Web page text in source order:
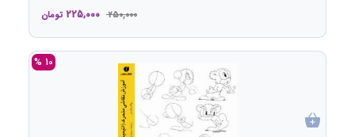
250,000
225,000 تومان
10 %